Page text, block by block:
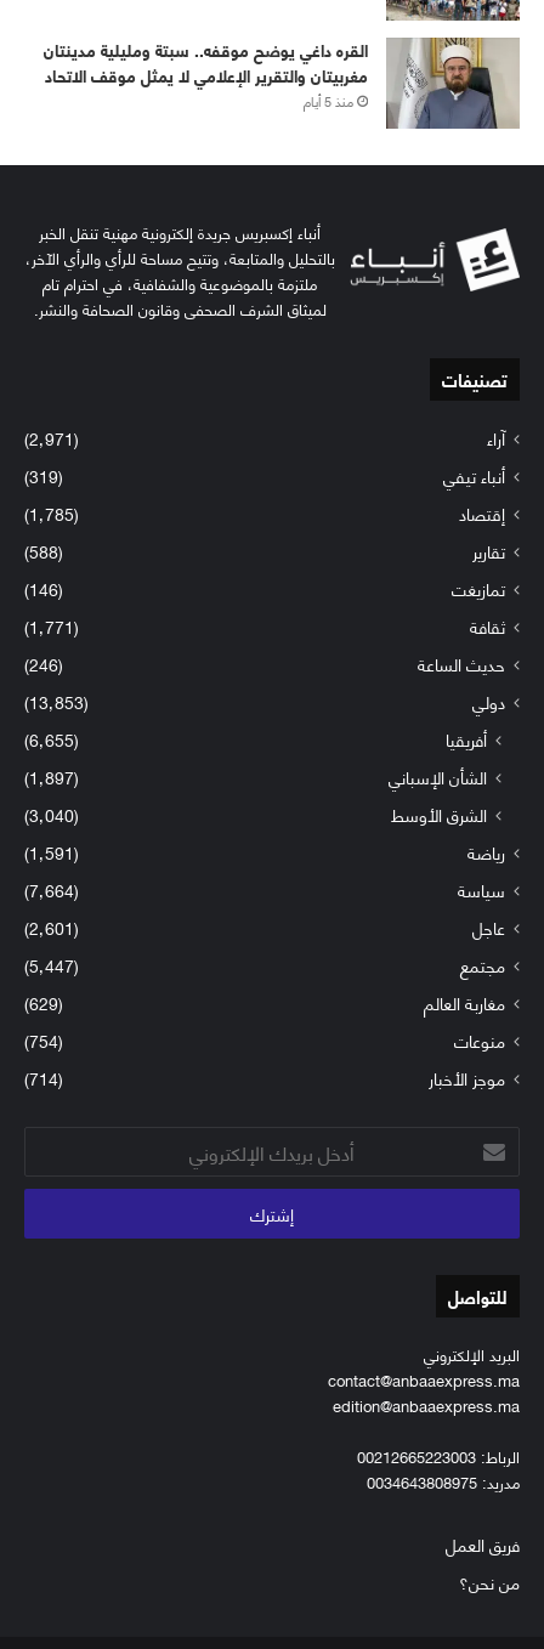
القره داغي يوضح موقفه.. سبتة ومليلية مدينتان
مغربيتان والتقرير الإعلامي لا يمثل موقف الاتحاد
منذ 5 أيام
أنباء إكسبريس جريدة إلكترونية مهنية تنقل الخبر
بالتحليل والمتابعة، وتتيح مساحة للرأي والرأي الآخر،
ملتزمة بالموضوعية والشفافية، في احترام تام
لميثاق الشرف الصحفي وقانون الصحافة والنشر.
تصنيفات
آراء
(2٬971)
أنباء تيفي
(319)
إقتصاد
(1٬785)
تقارير
(588)
تمازيغت
(146)
ثقافة
(1٬771)
حديث الساعة
(246)
دولي
(13٬853)
أفريقيا
(6٬655)
الشأن الإسباني
(1٬897)
الشرق الأوسط
(3٬040)
رياضة
(1٬591)
سياسة
(7٬664)
عاجل
(2٬601)
مجتمع
(5٬447)
مغاربة العالم
(629)
منوعات
(754)
موجز الأخبار
(714)
أدخل
بريدك
الإلكتروني
للتواصل
البريد الإلكتروني
contact@anbaaexpress.ma
edition@anbaaexpress.ma
الرباط: 00212665223003
مدريد: 0034643808975
فريق العمل
من نحن؟